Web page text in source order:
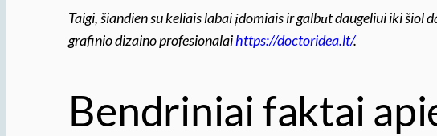
Taigi, šiandien su keliais labai įdomiais ir galbūt daugeliui iki šiol
grafinio dizaino profesionalaihttps://doctoridea.lt/.
Bendriniai faktai